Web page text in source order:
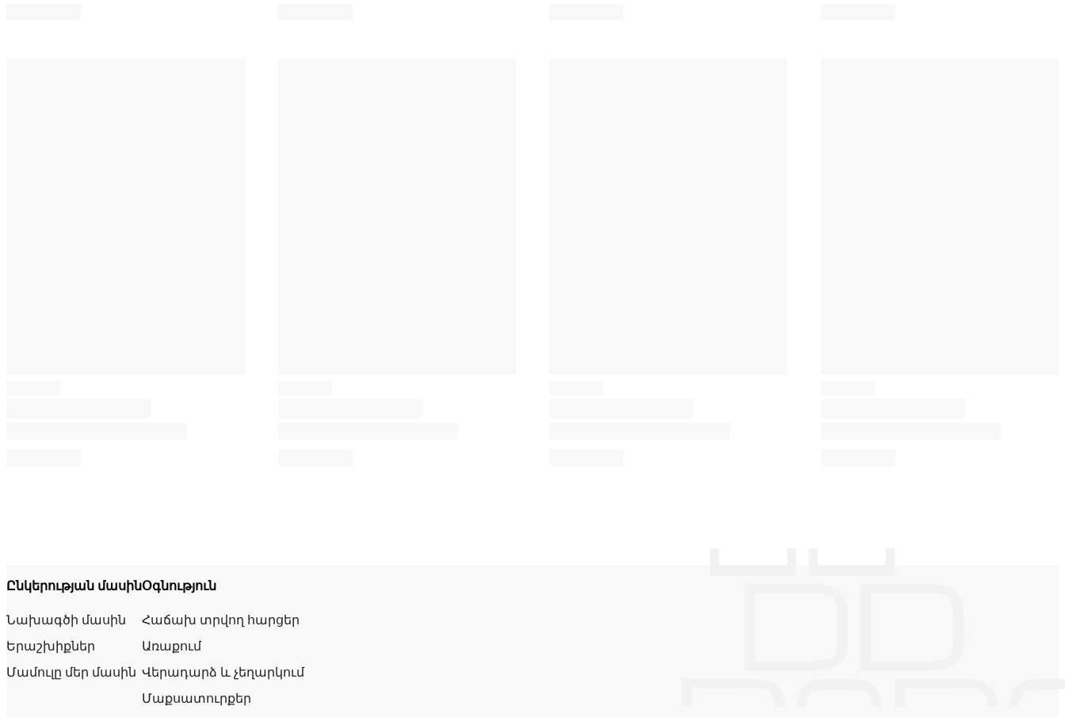
Ընկերության մասին
Նախագծի մասին
Երաշխիքներ
Մամուլը մեր մասին
Օգնություն
Հաճախ տրվող հարցեր
Առաքում
Վերադարձ և չեղարկում
Մաքսատուրքեր